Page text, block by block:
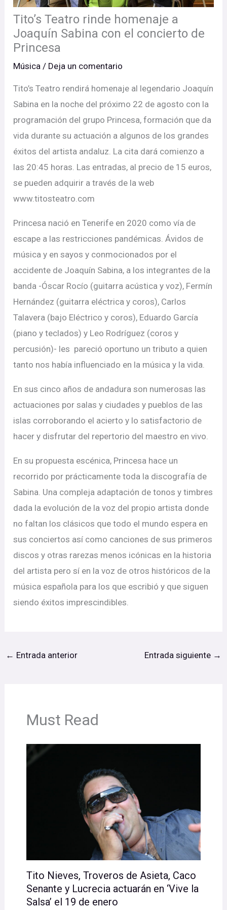
Tito’s Teatro rinde homenaje a
Joaquín Sabina con el concierto de
Princesa
Música / Deja un comentario
Tito’s Teatro rendirá homenaje al legendario Joaquín
Sabina en la noche del próximo 22 de agosto con la
programación del grupo Princesa, formación que da
vida durante su actuación a algunos de los grandes
éxitos del artista andaluz. La cita dará comienzo a
las 20:45 horas. Las entradas, al precio de 15 euros,
se pueden adquirir a través de la web
www.titosteatro.com
Princesa nació en Tenerife en 2020 como vía de
escape a las restricciones pandémicas. Ávidos de
música y en sayos y conmocionados por el
accidente de Joaquín Sabina, a los integrantes de la
banda -Óscar Rocío (guitarra acústica y voz), Fermín
Hernández (guitarra eléctrica y coros), Carlos
Talavera (bajo Eléctrico y coros), Eduardo García
(piano y teclados) y Leo Rodríguez (coros y
percusión)- les pareció oportuno un tributo a quien
tanto nos había influenciado en la música y la vida.
En sus cinco años de andadura son numerosas las
actuaciones por salas y ciudades y pueblos de las
islas corroborando el acierto y lo satisfactorio de
hacer y disfrutar del repertorio del maestro en vivo.
En su propuesta escénica, Princesa hace un
recorrido por prácticamente toda la discografía de
Sabina. Una compleja adaptación de tonos y timbres
dada la evolución de la voz del propio artista donde
no faltan los clásicos que todo el mundo espera en
sus conciertos así como canciones de sus primeros
discos y otras rarezas menos icónicas en la historia
del artista pero sí en la voz de otros históricos de la
música española para los que escribió y que siguen
siendo éxitos imprescindibles.
← Entrada anterior Entrada siguiente →
Must Read
Tito Nieves, Troveros de Asieta, Caco
Senante y Lucrecia actuarán en ‘Vive la
Salsa’ el 19 de enero